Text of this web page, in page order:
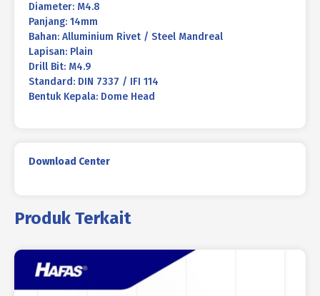
Diameter: M4.8
Panjang: 14mm
Bahan: Alluminium Rivet / Steel Mandreal
Lapisan: Plain
Drill Bit: M4.9
Standard: DIN 7337 / IFI 114
Bentuk Kepala: Dome Head
Download Center
Produk Terkait